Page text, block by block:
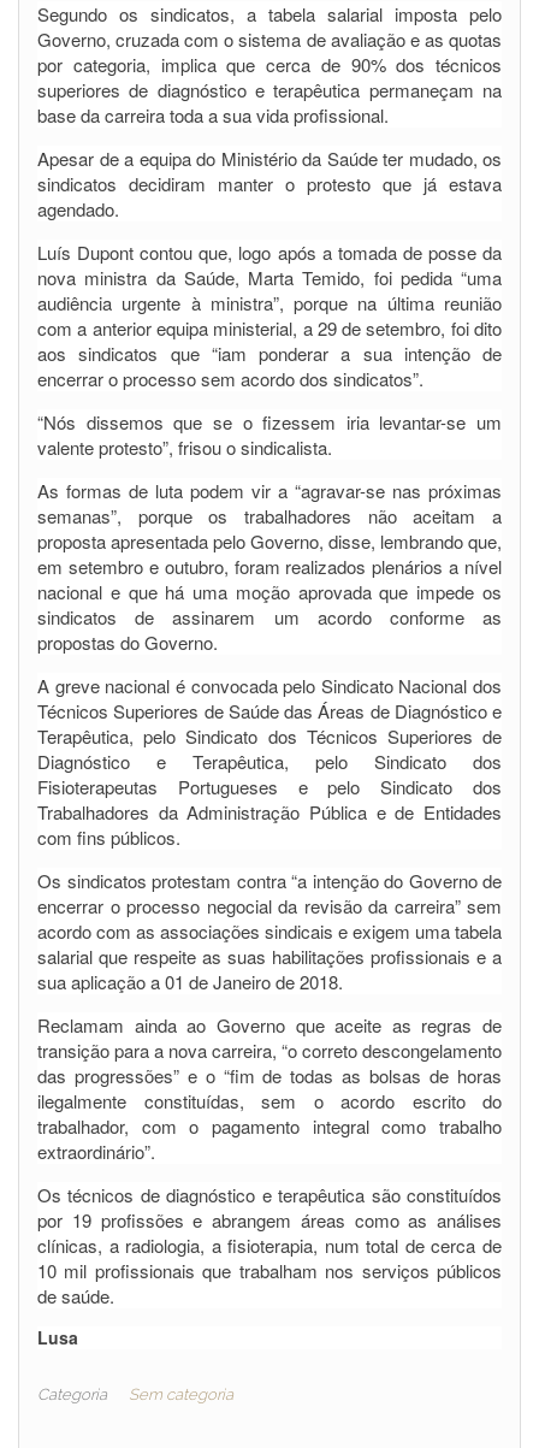
Segundo os sindicatos, a tabela salarial imposta pelo
Governo, cruzada com o sistema de avaliação e as quotas
por categoria, implica que cerca de 90% dos técnicos
superiores de diagnóstico e terapêutica permaneçam na
base da carreira toda a sua vida profissional.
Apesar de a equipa do Ministério da Saúde ter mudado, os
sindicatos decidiram manter o protesto que já estava
agendado.
Luís Dupont contou que, logo após a tomada de posse da
nova ministra da Saúde, Marta Temido, foi pedida “uma
audiência urgente à ministra”, porque na última reunião
com a anterior equipa ministerial, a 29 de setembro, foi dito
aos sindicatos que “iam ponderar a sua intenção de
encerrar o processo sem acordo dos sindicatos”.
“Nós dissemos que se o fizessem iria levantar-se um
valente protesto”, frisou o sindicalista.
As formas de luta podem vir a “agravar-se nas próximas
semanas”, porque os trabalhadores não aceitam a
proposta apresentada pelo Governo, disse, lembrando que,
em setembro e outubro, foram realizados plenários a nível
nacional e que há uma moção aprovada que impede os
sindicatos de assinarem um acordo conforme as
propostas do Governo.
A greve nacional é convocada pelo Sindicato Nacional dos
Técnicos Superiores de Saúde das Áreas de Diagnóstico e
Terapêutica, pelo Sindicato dos Técnicos Superiores de
Diagnóstico e Terapêutica, pelo Sindicato dos
Fisioterapeutas Portugueses e pelo Sindicato dos
Trabalhadores da Administração Pública e de Entidades
com fins públicos.
Os sindicatos protestam contra “a intenção do Governo de
encerrar o processo negocial da revisão da carreira” sem
acordo com as associações sindicais e exigem uma tabela
salarial que respeite as suas habilitações profissionais e a
sua aplicação a 01 de Janeiro de 2018.
Reclamam ainda ao Governo que aceite as regras de
transição para a nova carreira, “o correto descongelamento
das progressões” e o “fim de todas as bolsas de horas
ilegalmente constituídas, sem o acordo escrito do
trabalhador, com o pagamento integral como trabalho
extraordinário”.
Os técnicos de diagnóstico e terapêutica são constituídos
por 19 profissões e abrangem áreas como as análises
clínicas, a radiologia, a fisioterapia, num total de cerca de
10 mil profissionais que trabalham nos serviços públicos
de saúde.
Lusa
Categoria Sem categoria